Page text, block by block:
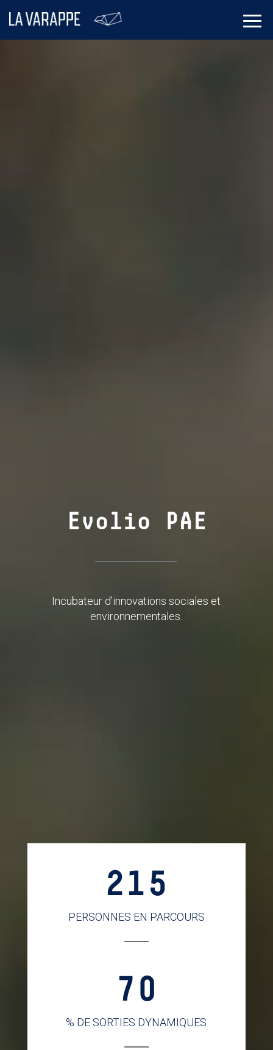
Evolio PAE
Incubateur d’innovations sociales et
environnementales.
215
PERSONNES EN PARCOURS
70
% DE SORTIES DYNAMIQUES